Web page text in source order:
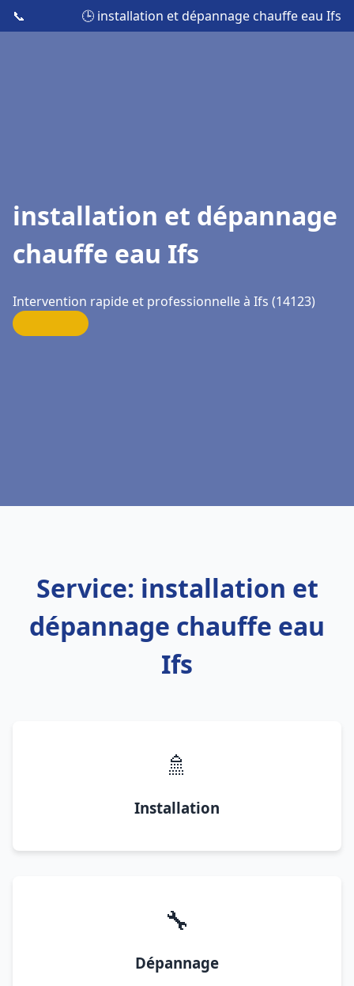
📞 🕒 installation et dépannage chauffe eau Ifs
installation et dépannage
chauffe eau Ifs
Intervention rapide et professionnelle à Ifs (14123)
Service: installation et
dépannage chauffe eau
Ifs
🚿
Installation
🔧
Dépannage